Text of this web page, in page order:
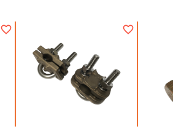
favorite_border favorite_border